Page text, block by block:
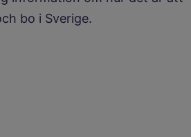
bo i Sverige.